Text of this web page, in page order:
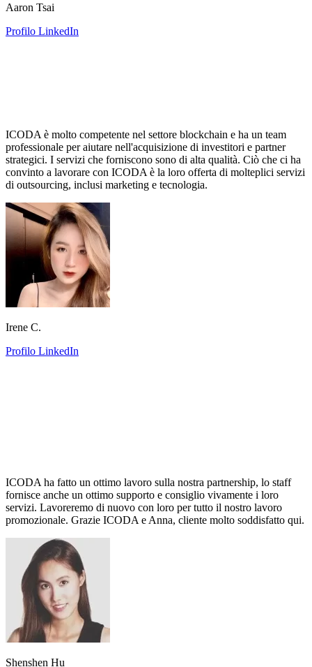
Aaron Tsai
Profilo LinkedIn
ICODA è molto competente nel settore blockchain e ha un team
professionale per aiutare nell'acquisizione di investitori e partner
strategici. I servizi che forniscono sono di alta qualità. Ciò che ci ha
convinto a lavorare con ICODA è la loro offerta di molteplici servizi
di outsourcing, inclusi marketing e tecnologia.
Irene C.
Profilo LinkedIn
ICODA ha fatto un ottimo lavoro sulla nostra partnership, lo staff
fornisce anche un ottimo supporto e consiglio vivamente i loro
servizi. Lavoreremo di nuovo con loro per tutto il nostro lavoro
promozionale. Grazie ICODA e Anna, cliente molto soddisfatto qui.
Shenshen Hu